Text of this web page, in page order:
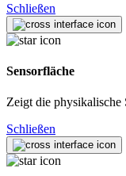
Schließen
Sensorfläche
Zeigt die physikalische
Schließen